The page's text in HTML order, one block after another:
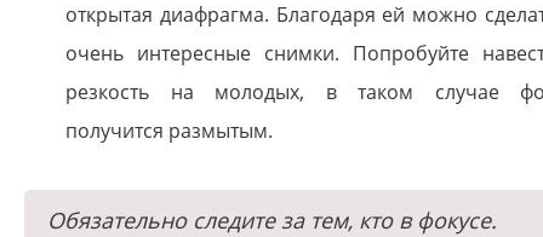
открытая диафрагма. Благодаря ей можно
очень интересные снимки. Попробуйте
резкость на молодых, в таком случае
получится размытым.
Обязательно следите за тем, кто в фокусе.